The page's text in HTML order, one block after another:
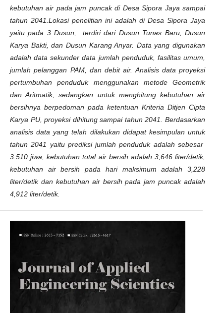
kebutuhan air pada jam puncak di Desa Sipora Jaya sampai
tahun 2041.Lokasi penelitian ini adalah di Desa Sipora Jaya
yaitu pada 3 Dusun, terdiri dari Dusun Tunas Baru, Dusun
Karya Bakti, dan Dusun Karang Anyar. Data yang digunakan
adalah data sekunder data jumlah penduduk, fasilitas umum,
jumlah pelanggan PAM, dan debit air. Analisis data proyeksi
pertumbuhan penduduk menggunakan metode Geometrik
dan Aritmatik, sedangkan untuk menghitung kebutuhan air
bersihnya berpedoman pada ketentuan Kriteria Ditjen Cipta
Karya PU, proyeksi dihitung sampai tahun 2041. Berdasarkan
analisis data yang telah dilakukan didapat kesimpulan untuk
tahun 2041 yaitu prediksi jumlah penduduk adalah sebesar
3.510 jiwa, kebutuhan total air bersih adalah 3,646 liter/detik,
kebutuhan air bersih pada hari maksimum adalah 3,228
liter/detik dan kebutuhan air bersih pada jam puncak adalah
4,912 liter/detik.